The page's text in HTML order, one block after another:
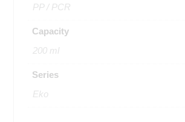
PP / PCR
Capacity
200 ml
Series
Eko